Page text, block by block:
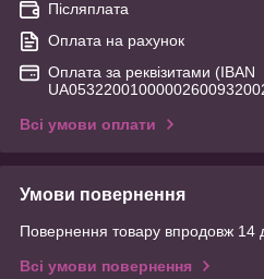
Післяплата
Оплата на рахунок
Оплата за реквізитами (IBAN
Всі умови оплати
Умови повернення
Повернення товару впродовж 14
Всі умови повернення